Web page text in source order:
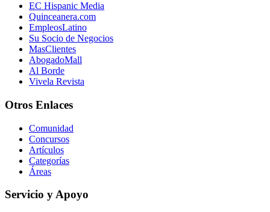
EC Hispanic Media
Quinceanera.com
EmpleosLatino
Su Socio de Negocios
MasClientes
AbogadoMall
Al Borde
Vivela Revista
Otros Enlaces
Comunidad
Concursos
Artículos
Categorías
Áreas
Servicio y Apoyo